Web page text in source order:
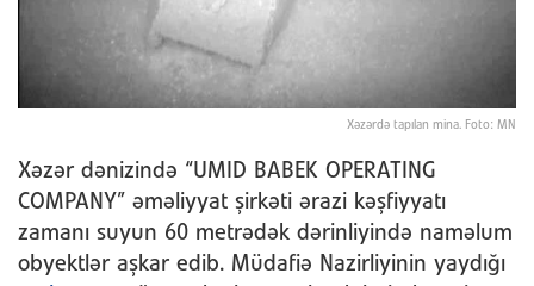
Xəzərdə tapılan mina. Foto: MN
Xəzər dənizində “UMID BABEK OPERATING
COMPANY” əməliyyat şirkəti ərazi kəşfiyyatı
zamanı suyun 60 metrədək dərinliyində naməlum
obyektlər aşkar edib. Müdafiə Nazirliyinin yaydığı